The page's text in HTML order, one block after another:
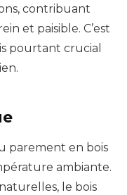
contribuant
et paisible. C’est
pourtant crucial
parement en bois
ambiante.
le bois